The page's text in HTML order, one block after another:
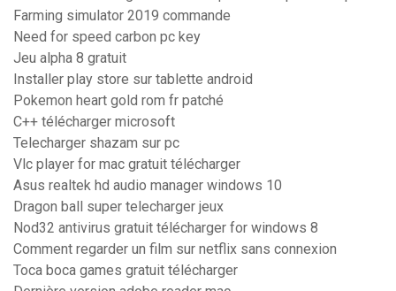
Farming simulator 2019 commande
Need for speed carbon pc key
Jeu alpha 8 gratuit
Installer play store sur tablette android
Pokemon heart gold rom fr patché
C++ télécharger microsoft
Telecharger shazam sur pc
Vlc player for mac gratuit télécharger
Asus realtek hd audio manager windows 10
Dragon ball super telecharger jeux
Nod32 antivirus gratuit télécharger for windows 8
Comment regarder un film sur netflix sans connexion
Toca boca games gratuit télécharger